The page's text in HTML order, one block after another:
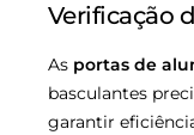
Verificação
As portas de
basculantes
garantir